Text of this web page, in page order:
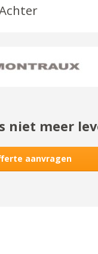
niet meer
aanvragen